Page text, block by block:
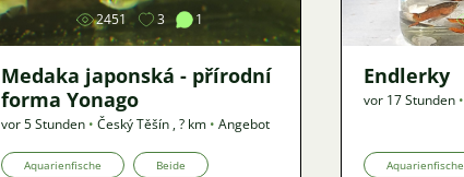
2451 3 1
Medaka japonská - přírodní
forma Yonago
vor 5 Stunden • Český Těšín ,? km • Angebot
Aquarienfische Beide
Endlerky
vor 17 Stunden •
Aquarienfische